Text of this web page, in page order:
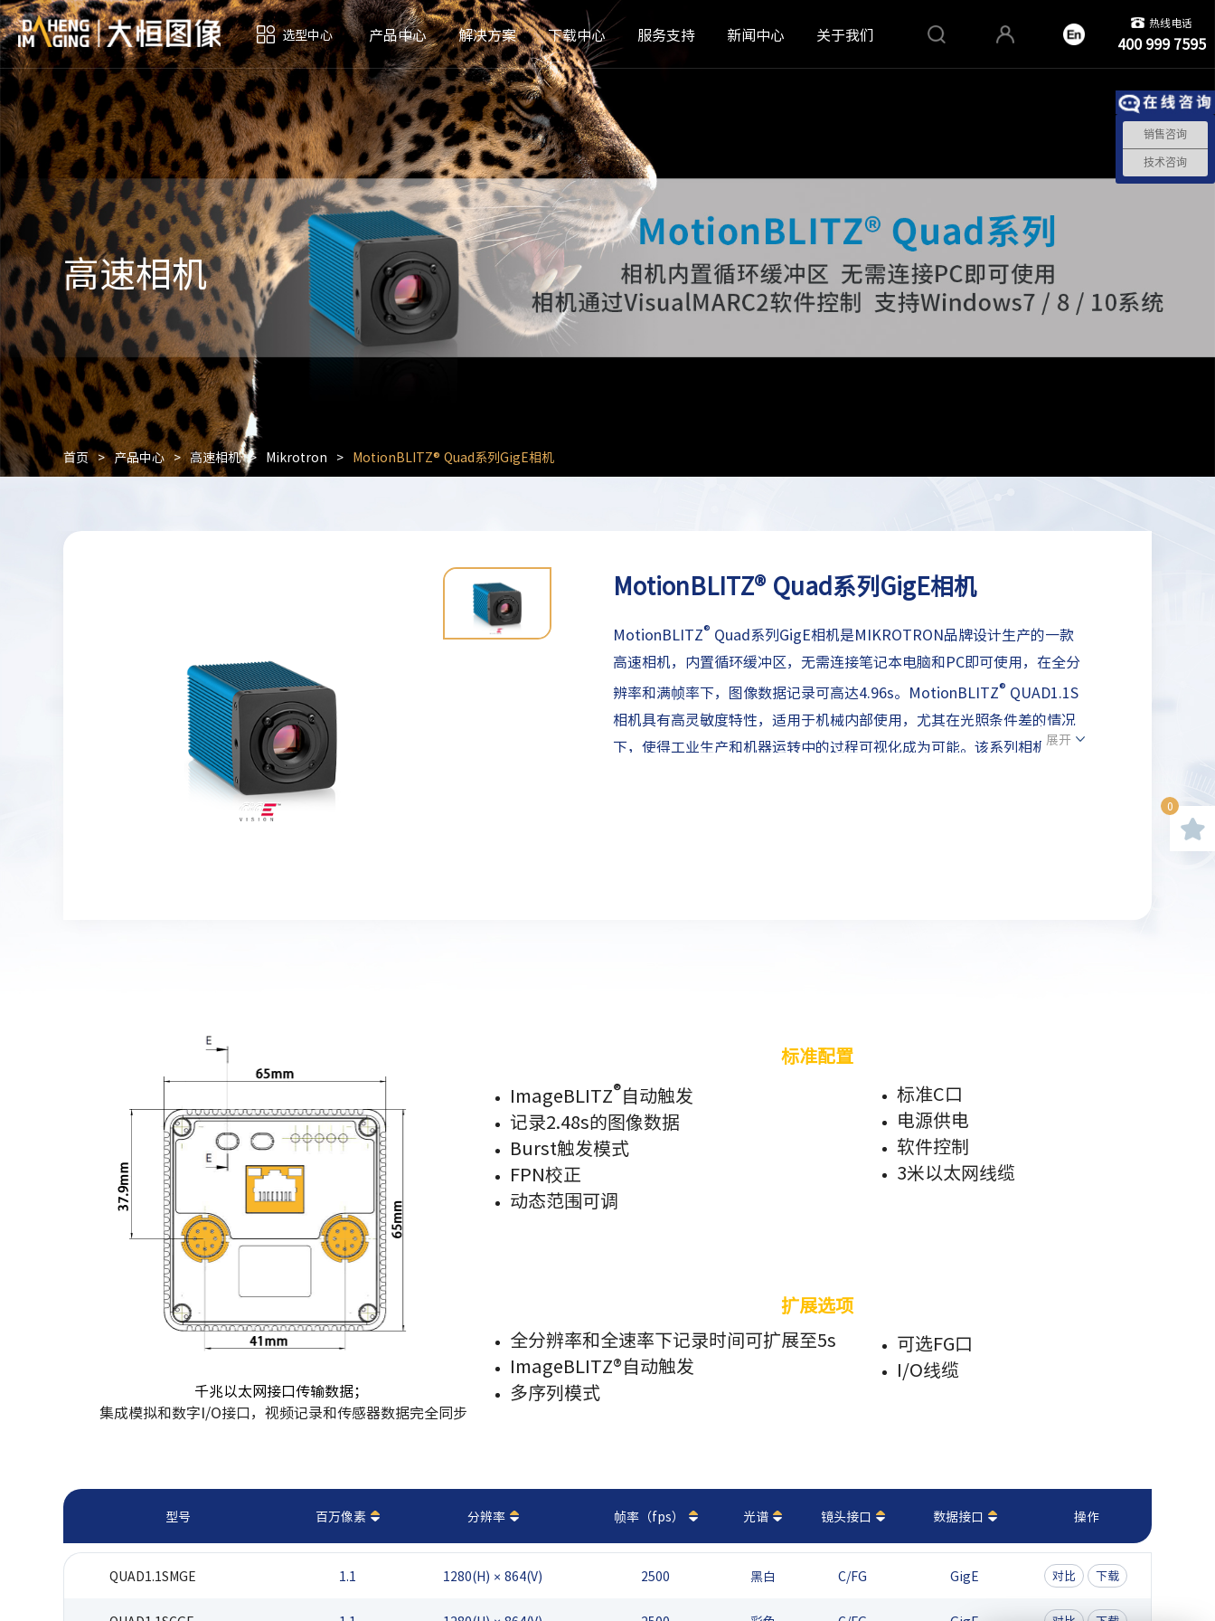
选型中心 产品中心 解决方案 下载中心 服务支持 新闻中心 关于我们
热线电话
400 999 7595
高速相机
首页 > 产品中心 > 高速相机 > Mikrotron > MotionBLITZ® Quad系列GigE相机
MotionBLITZ® Quad系列GigE相机
MotionBLITZ® Quad系列GigE相机是MIKROTRON品牌设计生产的一款
高速相机，内置循环缓冲区，无需连接笔记本电脑和PC即可使用，在全分
辨率和满帧率下，图像数据记录可高达4.96s。MotionBLITZ® QUAD1.1S
相机具有高灵敏度特性，适用于机械内部使用，尤其在光照条件差的情况
下，使得工业生产和机器运转中的过程可视化成为可能。该系列相机非常
展开
千兆以太网接口传输数据；
集成模拟和数字I/O接口，视频记录和传感器数据完全同步
标准配置
ImageBLITZ®自动触发
记录2.48s的图像数据
Burst触发模式
FPN校正
动态范围可调
标准C口
电源供电
软件控制
3米以太网线缆
扩展选项
全分辨率和全速率下记录时间可扩展至5s
ImageBLITZ®自动触发
多序列模式
可选FG口
I/O线缆
型号 百万像素 分辨率 帧率（fps） 光谱 镜头接口 数据接口 操作
QUAD1.1SMGE 1.1 1280(H) × 864(V) 2500 黑白 C/FG GigE 对比 下载
0
销售咨询
技术咨询